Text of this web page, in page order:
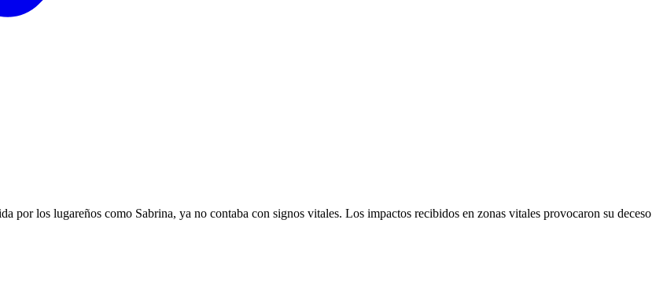
por los lugareños como Sabrina, ya no contaba con signos vitales. Los impactos recibidos en zonas vitales provocaron su deceso